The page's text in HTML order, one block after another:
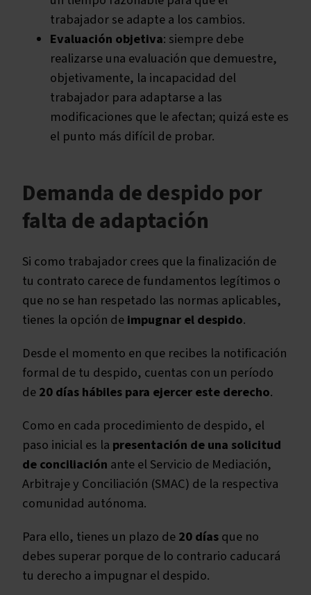
trabajador se adapte a los cambios.
Evaluación objetiva: siempre debe
realizarse una evaluación que demuestre,
objetivamente, la incapacidad del
trabajador para adaptarse a las
modificaciones que le afectan; quizá este es
el punto más difícil de probar.
Demanda de despido por
falta de adaptación
Si como trabajador crees que la finalización de
tu contrato carece de fundamentos legítimos o
que no se han respetado las normas aplicables,
tienes la opción deimpugnar el despido.
Desde el momento en que recibes la notificación
formal de tu despido, cuentas con un período
de20 días hábiles para ejercer este derecho.
Como en cada procedimiento de despido, el
paso inicial es la presentación de una solicitud
de conciliación ante el Servicio de Mediación,
Arbitraje y Conciliación (SMAC) de la respectiva
comunidad autónoma.
Para ello, tienes un plazo de20 díasque no
debes superar porque de lo contrario caducará
tu derecho a impugnar el despido.